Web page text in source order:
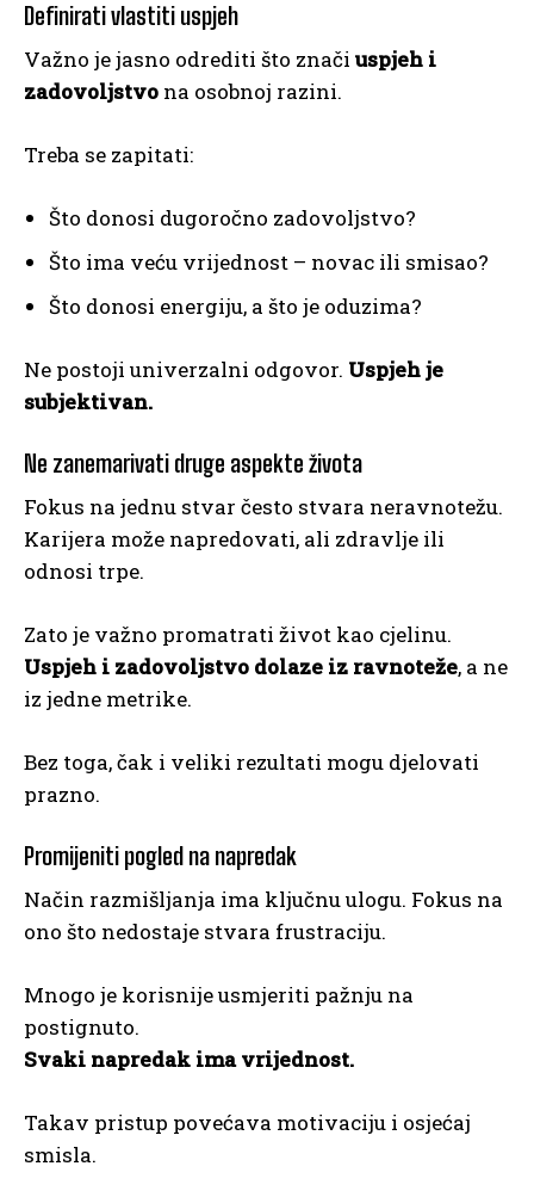
Definirati vlastiti uspjeh
Važno je jasno odrediti što znači uspjeh i
zadovoljstvo na osobnoj razini.
Treba se zapitati:
Što donosi dugoročno zadovoljstvo?
Što ima veću vrijednost – novac ili smisao?
Što donosi energiju, a što je oduzima?
Ne postoji univerzalni odgovor. Uspjeh je
subjektivan.
Ne zanemarivati druge aspekte života
Fokus na jednu stvar često stvara neravnotežu.
Karijera može napredovati, ali zdravlje ili
odnosi trpe.
Zato je važno promatrati život kao cjelinu.
Uspjeh i zadovoljstvo dolaze iz ravnoteže, a ne
iz jedne metrike.
Bez toga, čak i veliki rezultati mogu djelovati
prazno.
Promijeniti pogled na napredak
Način razmišljanja ima ključnu ulogu. Fokus na
ono što nedostaje stvara frustraciju.
Mnogo je korisnije usmjeriti pažnju na
postignuto.
Svaki napredak ima vrijednost.
Takav pristup povećava motivaciju i osjećaj
smisla.